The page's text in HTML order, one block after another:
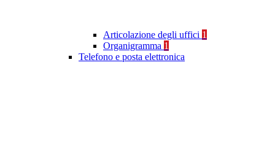
Articolazione degli uffici 1
Organigramma 1
Telefono e posta elettronica